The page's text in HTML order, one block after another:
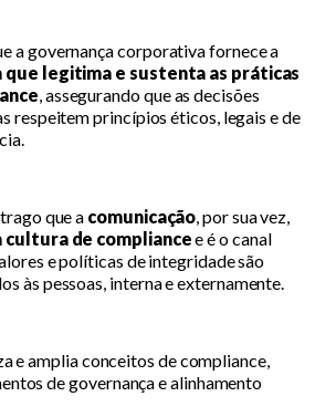
a governança corporativa fornece a
legitima e sustenta as práticas
, assegurando que as decisões
respeitem princípios éticos, legais e de
que a comunicação, por sua vez,
cultura de compliancee é o canal
e políticas de integridade são
às pessoas, interna e externamente.
e amplia conceitos de compliance,
de governança e alinhamento